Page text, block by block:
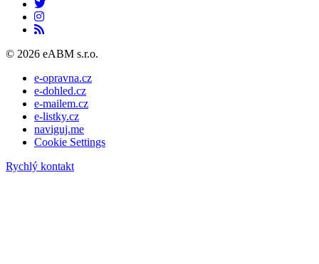
© 2026 eABM s.r.o.
e-opravna.cz
e-dohled.cz
e-mailem.cz
e-listky.cz
naviguj.me
Cookie Settings
Rychlý kontakt